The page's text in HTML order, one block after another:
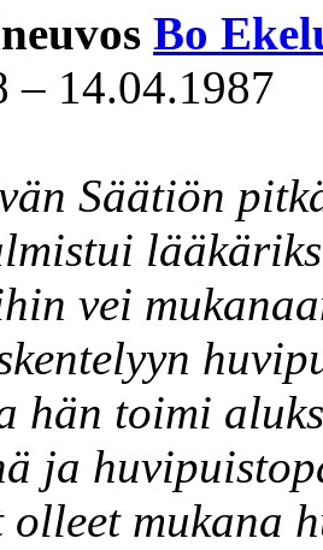
Bo
– 14.04.1987
Säätiön
vei
hän toimi
ja
mukana